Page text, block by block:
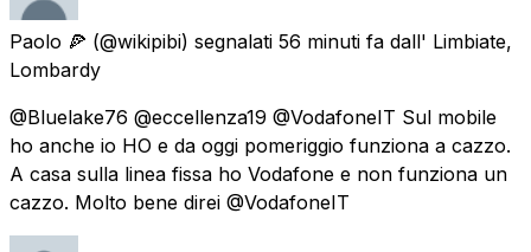
Paolo 🍕 (@wikipibi) segnalati 56 minuti fa dall' Limbiate,
Lombardy
@Bluelake76 @eccellenza19 @VodafoneIT Sul mobile
ho anche io HO e da oggi pomeriggio funziona a cazzo.
A casa sulla linea fissa ho Vodafone e non funziona un
cazzo. Molto bene direi @VodafoneIT